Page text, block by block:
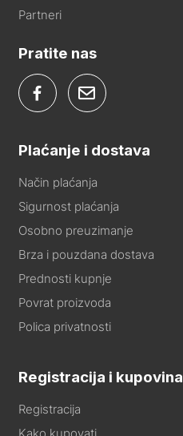
Partneri
Pratite nas
Plaćanje i dostava
Način plaćanja
Sigurnost plaćanja
Osobno preuzimanje
Brza i pouzdana dostava
Prednosti kupnje
Povrat proizvoda
Polica privatnosti
Registracija i kupovina
Registracija